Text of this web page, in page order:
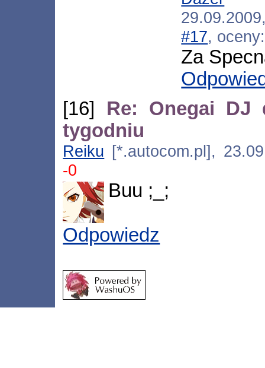
#17,
Za
[16] Re: Onegai DJ
tygodniu
Reiku [*.autocom.pl],
-0
Buu ;_;
Odpowiedz